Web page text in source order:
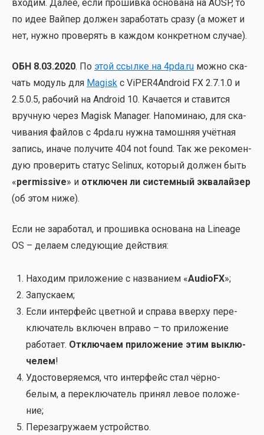
входим. Далее, если про­шив­ка осно­ва­на на AOSP, то
по идее Вай­пер дол­жен зара­бо­тать сра­зу (а может и
нет, нуж­но про­ве­рять в каж­дом кон­крет­ном слу­чае).
ОБН 8.03.2020. По этой ссыл­ке на 4pda.ru мож­но ска­
чать модуль для Magisk c ViPER4Android FX 2.7.1.0 и
2.5.0.5, рабо­чий на Android 10. Кача­ет­ся и ста­вит­ся
вруч­ную через Magisk Manager. Напо­ми­наю, для ска­
чи­ва­ния фай­лов c 4pda.ru нуж­на тамош­няя учёт­ная
запись, ина­че полу­чи­те 404 not found. Так же реко­мен­
дую про­ве­рить ста­тус Selinux, кото­рый дол­жен быть
«permissive» и отклю­чен ли систем­ный эква­лай­зер
(об этом ниже).
Если не зара­бо­тал, и про­шив­ка осно­ва­на на Lineage
OS – дела­ем сле­ду­ю­щие дей­ствия:
Нахо­дим при­ло­же­ние с назва­ни­ем «AudioFX»;
Запус­ка­ем;
Если интер­фейс цвет­ной и спра­ва ввер­ху пере­
клю­ча­тель вклю­чен впра­во – то при­ло­же­ние
рабо­та­ет. Отклю­ча­ем при­ло­же­ние этим выклю­
че­лем!
Удо­сто­ве­ря­ем­ся, что интер­фейс стал чёр­но-
белым, а пере­клю­ча­тель при­нял левое поло­же­
ние;
Пере­за­гру­жа­ем устрой­ство.